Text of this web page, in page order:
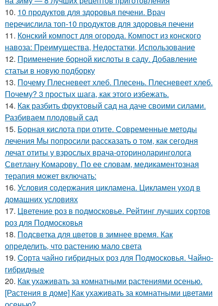
10. 10 продуктов для здоровья печени. Врач
перечислила топ-10 продуктов для здоровья печени
11. Конский компост для огорода. Компост из конского
навоза: Преимущества, Недостатки, Использование
12. Применение борной кислоты в саду. Добавление
статьи в новую подборку
13. Почему Плесневеет хлеб. Плесень. Плесневеет хлеб.
Почему? 3 простых шага, как этого избежать.
14. Как разбить фруктовый сад на даче своими силами.
Разбиваем плодовый сад
15. Борная кислота при отите. Современные методы
лечения Мы попросили рассказать о том, как сегодня
лечат отиты у взрослых врача-оториноларинголога
Светлану Комарову. По ее словам, медикаментозная
терапия может включать:
16. Условия содержания цикламена. Цикламен уход в
домашних условиях
17. Цветение роз в подмосковье. Рейтинг лучших сортов
роз для Подмосковья
18. Подсветка для цветов в зимнее время. Как
определить, что растению мало света
19. Сорта чайно гибридных роз для Подмосковья. Чайно-
гибридные
20. Как ухаживать за комнатными растениями осенью.
[Растения в доме] Как ухаживать за комнатными цветами